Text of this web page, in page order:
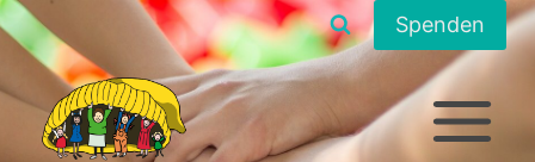
Zum
Inhalt
springen
Spenden